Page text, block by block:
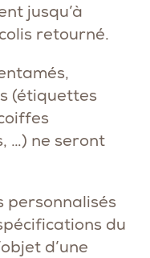
jusqu’à
retourné.
(étiquettes
…) ne seront
personnalisés
du
d’une